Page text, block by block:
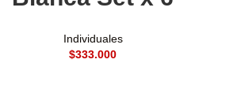
Individuales
$